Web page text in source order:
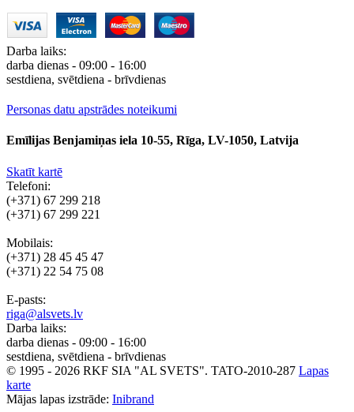
Darba laiks:
darba dienas - 09:00 - 16:00
sestdiena, svētdiena - brīvdienas
Personas datu apstrādes noteikumi
Emīlijas Benjamiņas iela 10-55, Rīga, LV-1050, Latvija
Skatīt kartē
Telefoni:
(+371) 67 299 218
(+371) 67 299 221
Mobilais:
(+371) 28 45 45 47
(+371) 22 54 75 08
E-pasts:
riga@alsvets.lv
Darba laiks:
darba dienas - 09:00 - 16:00
sestdiena, svētdiena - brīvdienas
© 1995 - 2026 RKF SIA "AL SVETS". TATO-2010-287 Lapas
karte
Mājas lapas izstrāde: Inibrand